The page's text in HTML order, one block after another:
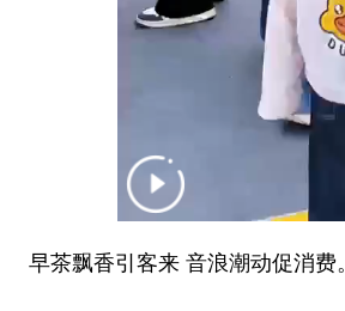
早茶飘香引客来 音浪潮动促消费。